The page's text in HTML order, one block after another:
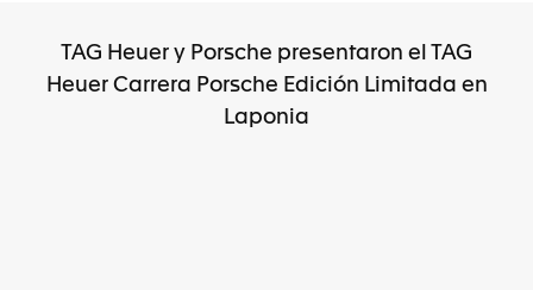
TAG Heuer y Porsche presentaron el TAG
Heuer Carrera Porsche Edición Limitada en
Laponia